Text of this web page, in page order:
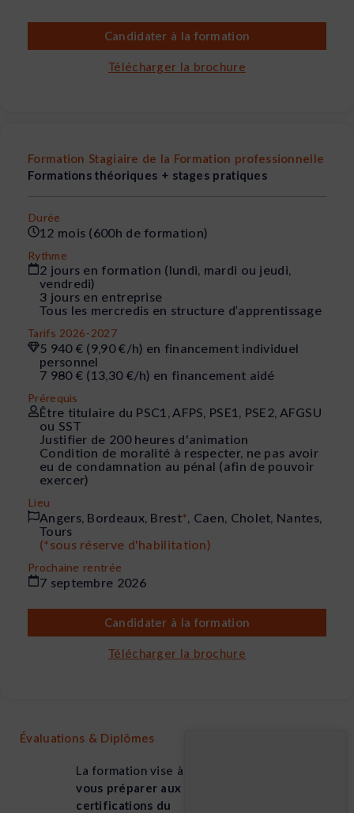
Candidater à la formation
Télécharger la brochure
Formation Stagiaire de la Formation professionnelle
Formations théoriques + stages pratiques
Durée
12 mois (600h de formation)
Rythme
2 jours en formation (lundi, mardi ou jeudi,
vendredi)
3 jours en entreprise
Tous les mercredis en structure d’apprentissage
Tarifs 2026-2027
5 940 € (9,90 €/h) en financement individuel
personnel
7 980 € (13,30 €/h) en financement aidé
Prérequis
Être titulaire du PSC1, AFPS, PSE1, PSE2, AFGSU
ou SST
Justifier de 200 heures d'animation
Condition de moralité à respecter, ne pas avoir
eu de condamnation au pénal (afin de pouvoir
exercer)
Lieu
Angers, Bordeaux, Brest*, Caen, Cholet, Nantes,
Tours
(*sous réserve d'habilitation)
Prochaine rentrée
7 septembre 2026
Candidater à la formation
Télécharger la brochure
Évaluations & Diplômes
La formation vise à
vous préparer aux
certifications du